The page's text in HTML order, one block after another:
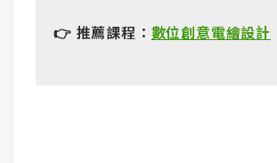
👉 推薦課程： 數位創意電繪設計